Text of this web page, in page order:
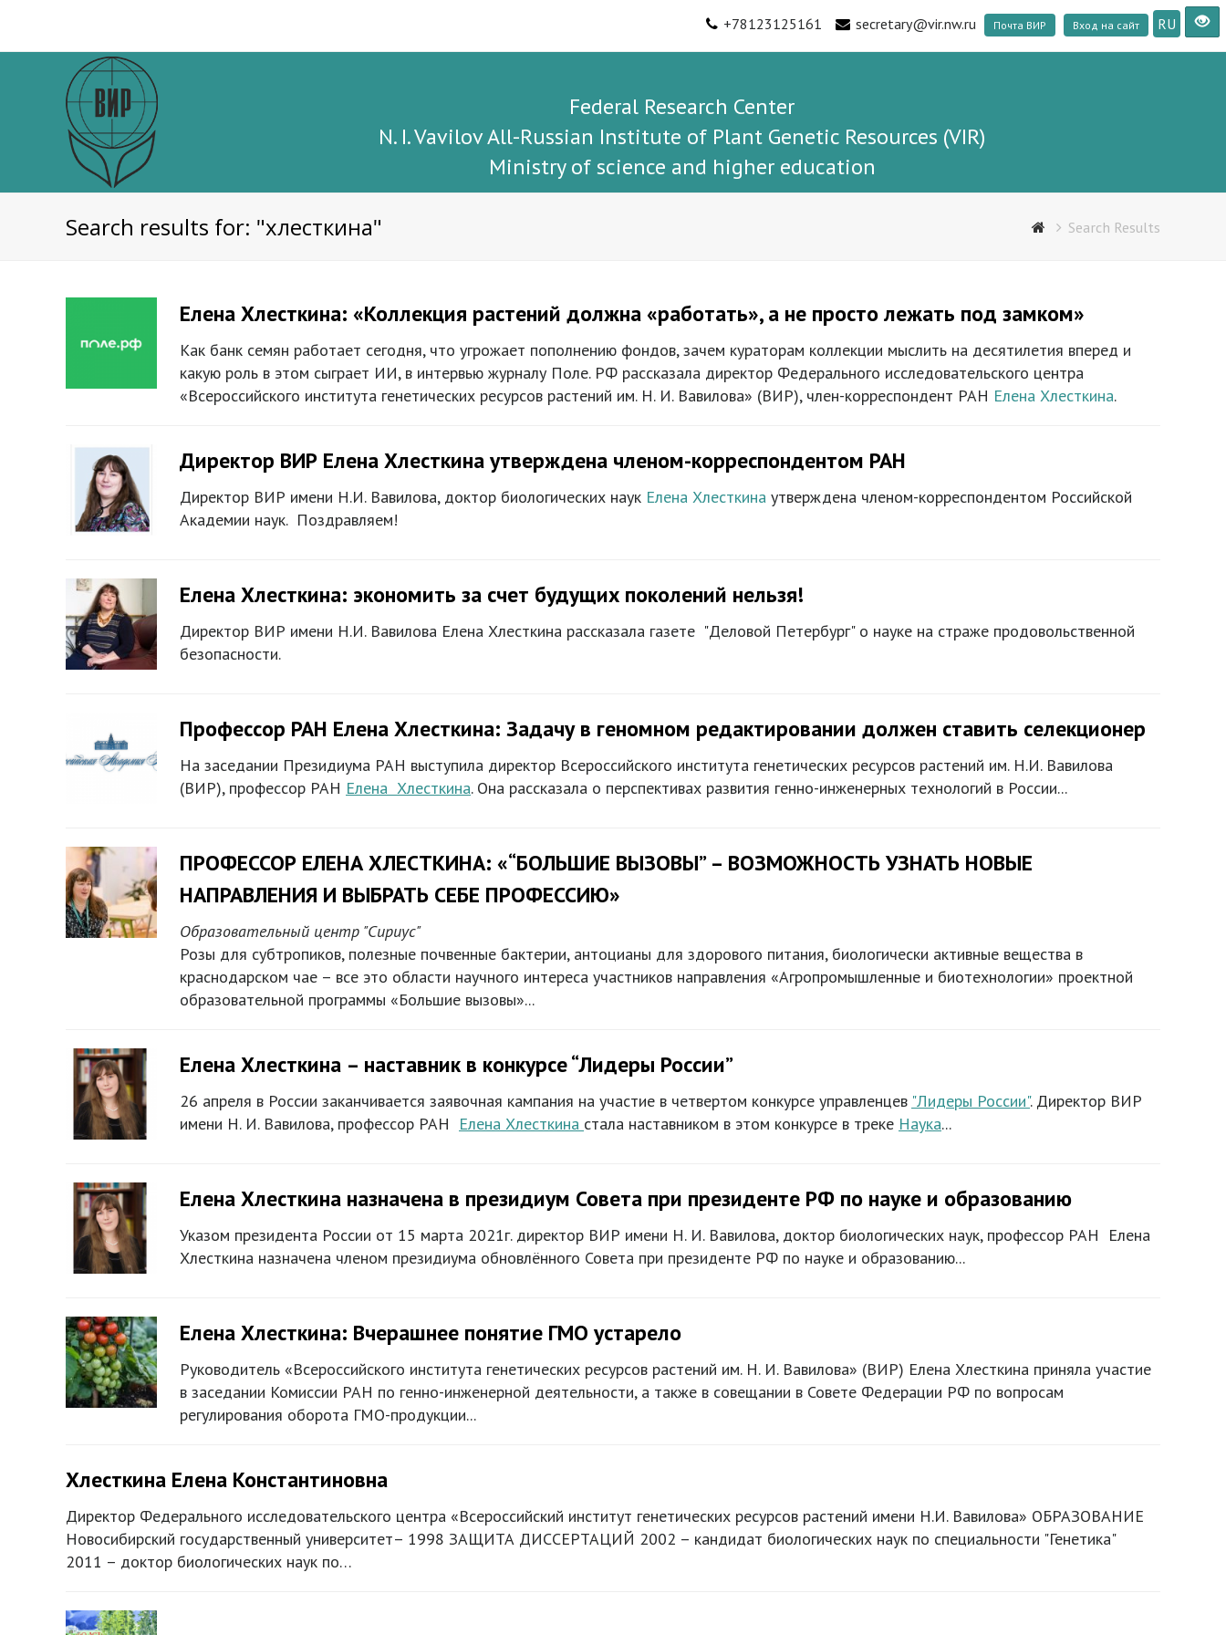
+78123125161 secretary@vir.nw.ru Почта ВИР Вход на сайт RU
Federal Research Center
N. I. Vavilov All-Russian Institute of Plant Genetic Resources (VIR)
Ministry of science and higher education
Search results for: "хлесткина" Search Results
Елена Хлесткина: «Коллекция растений должна «работать», а не просто лежать под замком»
Как банк семян работает сегодня, что угрожает пополнению фондов, зачем кураторам коллекции мыслить на десятилетия вперед и
какую роль в этом сыграет ИИ, в интервью журналу Поле. РФ рассказала директор Федерального исследовательского центра
«Всероссийского института генетических ресурсов растений им. Н. И. Вавилова» (ВИР), член-корреспондент РАН Елена Хлесткина.
Директор ВИР Елена Хлесткина утверждена членом-корреспондентом РАН
Директор ВИР имени Н.И. Вавилова, доктор биологических наук Елена Хлесткина утверждена членом-корреспондентом Российской
Академии наук. Поздравляем!
Елена Хлесткина: экономить за счет будущих поколений нельзя!
Директор ВИР имени Н.И. Вавилова Елена Хлесткина рассказала газете "Деловой Петербург" о науке на страже продовольственной
безопасности.
Профессор РАН Елена Хлесткина: Задачу в геномном редактировании должен ставить селекционер
На заседании Президиума РАН выступила директор Всероссийского института генетических ресурсов растений им. Н.И. Вавилова
(ВИР), профессор РАН Елена Хлесткина. Она рассказала о перспективах развития генно-инженерных технологий в России...
ПРОФЕССОР ЕЛЕНА ХЛЕСТКИНА: «“БОЛЬШИЕ ВЫЗОВЫ” – ВОЗМОЖНОСТЬ УЗНАТЬ НОВЫЕ
НАПРАВЛЕНИЯ И ВЫБРАТЬ СЕБЕ ПРОФЕССИЮ»
Образовательный центр "Сириус"
Розы для субтропиков, полезные почвенные бактерии, антоцианы для здорового питания, биологически активные вещества в
краснодарском чае – все это области научного интереса участников направления «Агропромышленные и биотехнологии» проектной
образовательной программы «Большие вызовы»...
Елена Хлесткина – наставник в конкурсе “Лидеры России”
26 апреля в России заканчивается заявочная кампания на участие в четвертом конкурсе управленцев "Лидеры России". Директор ВИР
имени Н. И. Вавилова, профессор РАН Елена Хлесткина стала наставником в этом конкурсе в треке Наука...
Елена Хлесткина назначена в президиум Совета при президенте РФ по науке и образованию
Указом президента России от 15 марта 2021г. директор ВИР имени Н. И. Вавилова, доктор биологических наук, профессор РАН Елена
Хлесткина назначена членом президиума обновлённого Совета при президенте РФ по науке и образованию...
Елена Хлесткина: Вчерашнее понятие ГМО устарело
Руководитель «Всероссийского института генетических ресурсов растений им. Н. И. Вавилова» (ВИР) Елена Хлесткина приняла участие
в заседании Комиссии РАН по генно-инженерной деятельности, а также в совещании в Совете Федерации РФ по вопросам
регулирования оборота ГМО-продукции...
Хлесткина Елена Константиновна
Директор Федерального исследовательского центра «Всероссийский институт генетических ресурсов растений имени Н.И. Вавилова» ОБРАЗОВАНИЕ
Новосибирский государственный университет– 1998 ЗАЩИТА ДИССЕРТАЦИЙ 2002 – кандидат биологических наук по специальности "Генетика"
2011 – доктор биологических наук по…